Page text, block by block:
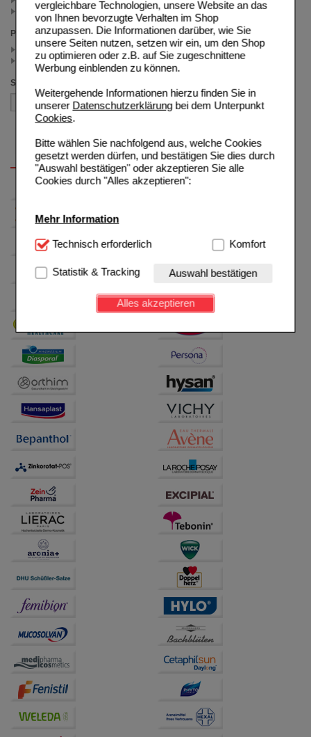
vergleichbare Technologien, unsere Website an das
von Ihnen bevorzugte Verhalten im Shop
anzupassen. Die Informationen darüber, wie Sie
unsere Seiten nutzen, setzen wir ein, um den Shop
zu optimieren oder z.B. auf Sie zugeschnittene
Werbung einblenden zu können.
Weitergehende Informationen hierzu finden Sie in
unserer Datenschutzerklärungbei dem Unterpunkt
Cookies.
Bitte wählen Sie nachfolgend aus, welche Cookies
gesetzt werden dürfen, und bestätigen Sie dies durch
"Auswahl bestätigen" oder akzeptieren Sie alle
Cookies durch "Alles akzeptieren":
Mehr Information
Technisch Notwendig:Hierbei handelt es sich um
Website notwendig sind (z.B. Navigation, Warenkorb,
Kundenkonto), weshalb auf diese nicht verzichtet
werden kann.
Einkaufserlebnis noch ansprechender zu gestalten,
beispielsweise für die Wiedererkennung des
Besuchers oder unsere Seite an bevorzugte
anzupassen. Komfort-Cookies ermöglichen es uns
auch auf Ihre Bedürfnisse zugeschrittene Inhalte
anzuzeigen und unser Partnerprogramm zu
betreiben.
Statistik & Tracking:
Hierüber lassen sich
Informationen über die Art und Weise der Nutzung
unserer Website sammeln, mit deren Hilfe wir unsere
auf unserer Website aber auch die Werbung auf
Bitte beachten Sie, dass Daten hierfür teilweise an
Dritte wie z.B. Google oder soziale Medien
übertragen werden.
Technisch erforderlich Komfort
Statistik & Tracking Auswahl bestätigen
Alles akzeptieren
100 St (1)
Preis
< 25.00 (2)
>= 25.00 (1)
Sortieren nach